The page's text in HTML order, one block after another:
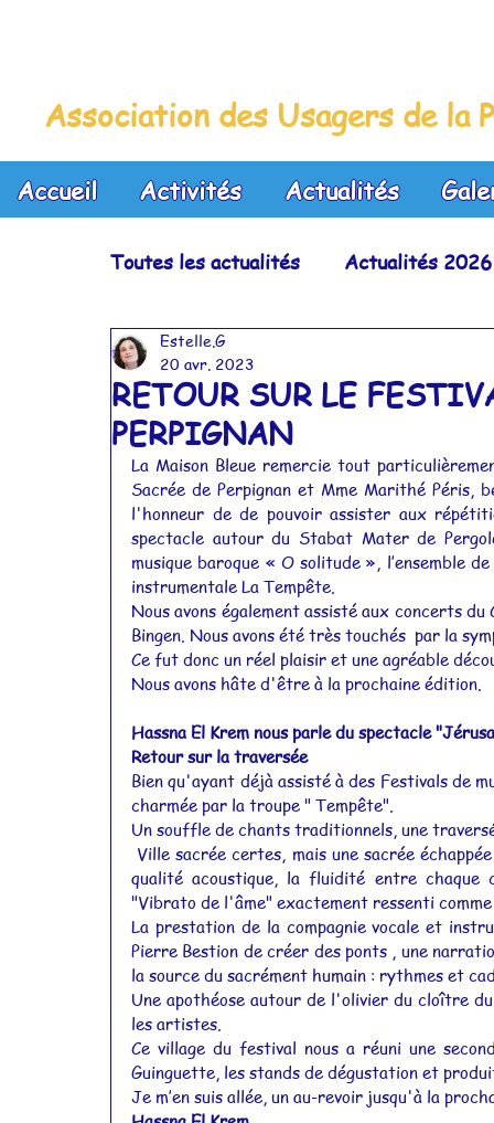
Association des Usagers de la
Accueil Activités Actualités
Toutes les actualités Actualités 2026
Actualités 2023
Actualités 2019
Actualités 2015 Actualités 2014
Actualités 2011 Actualités 2010
RETOUR SUR LE
PERPIGNAN
Estelle.G
20 avr. 2023
La Maison Bleue remercie tout
Sacrée de Perpignan et Mme Marithé Péris,
l'honneur de de pouvoir assister aux
spectacle autour du Stabat Mater de
musique baroque « O solitude », l’ensemble
instrumentale La Tempête.
Nous avons également assisté aux concerts
Bingen. Nous avons été très touchés  par la
Ce fut donc un réel plaisir et une agréable
Nous avons hâte d'être à la prochaine édition.
Hassna El Krem nous parle du spectacle
Retour sur la traversée
Bien qu'ayant déjà assisté à des Festivals de
charmée par la troupe " Tempête".
Un souffle de chants traditionnels, une
qualité acoustique, la fluidité entre
"Vibrato de l'âme" exactement ressenti
La prestation de la compagnie vocale et
Pierre Bestion de créer des ponts , une
la source du sacrément humain : rythmes et
Une apothéose autour de l'olivier du cloître
les artistes.
Ce village du festival nous a réuni une
Guinguette, les stands de dégustation et
Je m’en suis allée, un au-revoir jusqu'à la